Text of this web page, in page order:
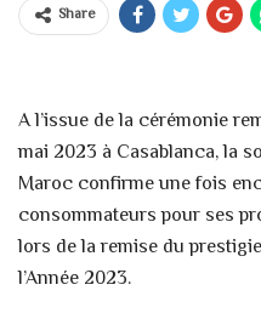
Share
A l’issue de la cérémonie
mai 2023 à Casablanca, la
Maroc confirme une fois
consommateurs pour ses
lors de la remise du
l’Année 2023.